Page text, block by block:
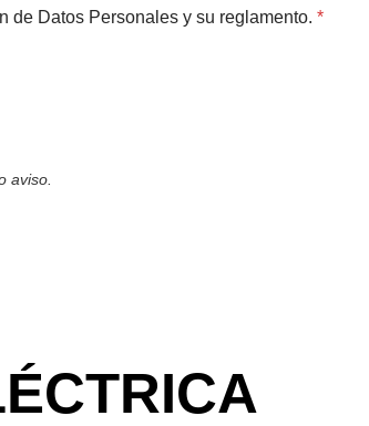
de Datos Personales y su reglamento. *
aviso.